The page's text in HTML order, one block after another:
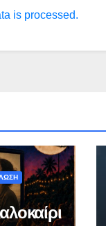
is processed.